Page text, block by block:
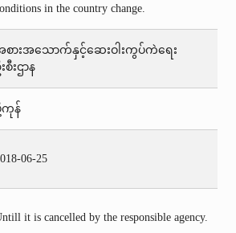
in the country change.
စားအသောက်နှင့်ဆေးဝါးကွပ်ကဲရေး
စီးဌာန
ကုန်
06-25
it is cancelled by the responsible agency.